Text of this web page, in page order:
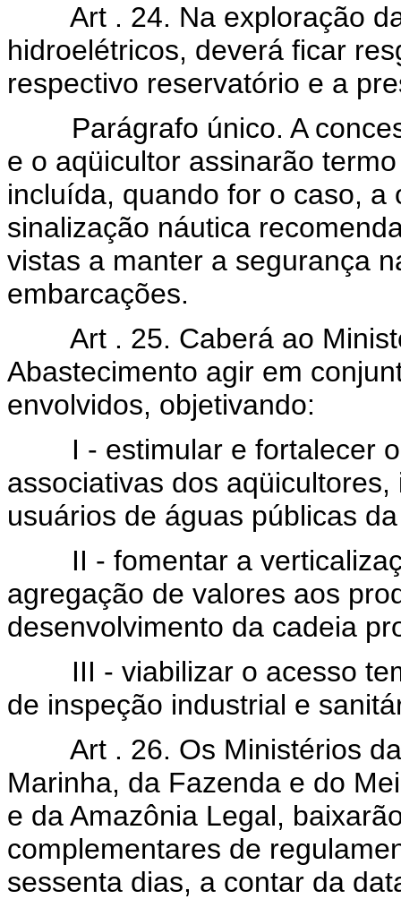
Art . 24. Na exploração da
hidroelétricos, deverá ficar
respectivo reservatório e a
Parágrafo único. A
e o aqüicultor assinarão
incluída, quando for o caso,
sinalização náutica
vistas a manter a segurança
embarcações.
Art . 25. Caberá ao
Abastecimento agir em
envolvidos, objetivando:
I - estimular e fortalecer o
associativas dos
usuários de águas públicas
II - fomentar a
agregação de valores aos
desenvolvimento da cadeia
III - viabilizar o acesso
de inspeção industrial e
Art . 26. Os Ministérios da
Marinha, da Fazenda e do
e da Amazônia Legal,
complementares de
sessenta dias, a contar da